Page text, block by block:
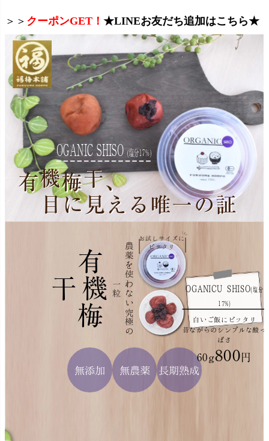
＞＞ クーポンGET！ ★LINEお友だち追加はこちら★
OGANIC SHISO(塩分17%)
有機梅干、
目に見える唯一の証
農
薬
を
使
わ な
い
究
極
の
一
粒
有
機
梅
干
お試しサイズに
ピッタリ
OGANICU SHISO(塩分
17%)
白いご飯にピッタリ
昔ながらのシンプルな酸っ
ぱさ
60g800 円
無添加 無農薬 長期熟成